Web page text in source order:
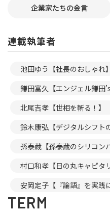
企業家たちの金言
連載執筆者
池田ゆう【社長のおしゃれ】
鎌田富久【エンジェル鎌田
北尾吉孝【世相を斬る！】
鈴木康弘【デジタルシフト
孫泰蔵【孫泰蔵のシリコン
村口和孝【日の丸キャピタ
安岡定子【『論語』を実践
TERM